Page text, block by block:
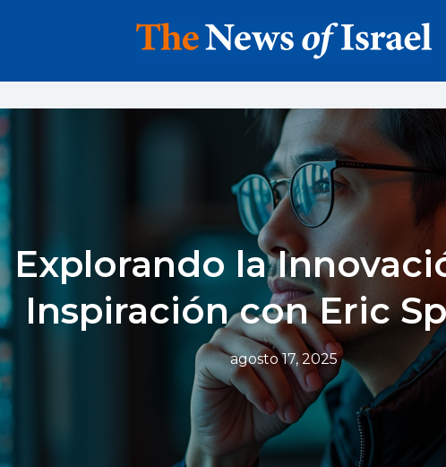
Explorando la
Inspiración con Eric
agosto 17, 2025